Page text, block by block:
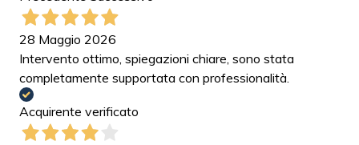
28 Maggio 2026
Intervento ottimo, spiegazioni chiare, sono stata
completamente supportata con professionalità.
Acquirente verificato